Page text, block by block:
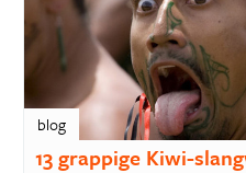
blog
13 grappige Kiwi-